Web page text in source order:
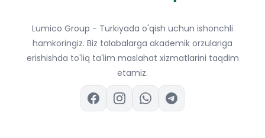
Lumico Group - Turkiyada o'qish uchun ishonchli
hamkoringiz. Biz talabalarga akademik orzulariga
erishishda to'liq ta'lim maslahat xizmatlarini taqdim
etamiz.